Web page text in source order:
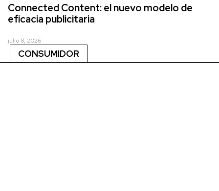
Connected Content: el nuevo modelo de
eficacia publicitaria
julio 8, 2026
CONSUMIDOR